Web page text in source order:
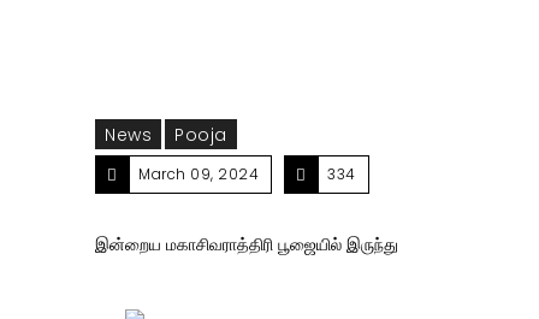
News Pooja
March 09, 2024 334
இன்றைய மகாசிவராத்திரி பூஜையில் இருந்து